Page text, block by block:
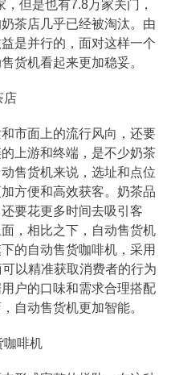
但是也有7.8万家关门，
茶店几乎已经被淘汰。由
是并行的，面对这样一个
货机看起来更加稳妥。
市面上的流行风向，还要
上游和终端，是不少奶茶
售货机来说，选址和点位
方便和高效获客。奶茶品
要花更多时间去吸引客
，相比之下，自动售货机
的自动售货咖啡机，采用
以精准获取消费者的行为
户的口味和需求合理搭配
自动售货机更加智能。